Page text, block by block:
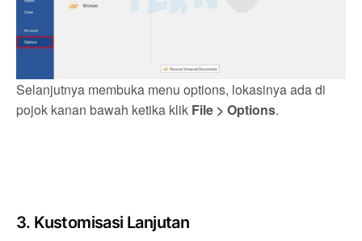
Selanjutnya membuka menu options, lokasinya ada di
pojok kanan bawah ketika klik File > Options.
3. Kustomisasi Lanjutan